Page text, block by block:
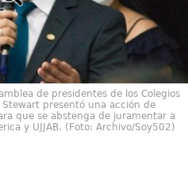
de presidentes de los Colegios
Stewart presentó una acción de
que se abstenga de juramentar a
y UJJAB. (Foto: Archivo/Soy502)